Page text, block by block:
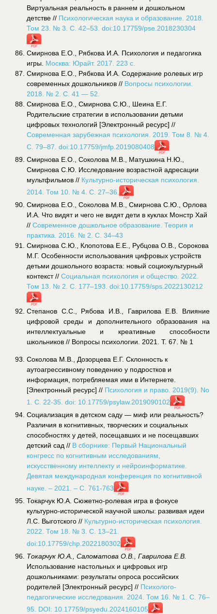
Виртуальная реальность в раннем и дошкольном
детстве // Психологическая наука и образование. 2018.
Том 23. № 3. С. 42–53. doi:10.17759/pse.2018230304
Смирнова Е.О., Рябкова И.А. Психология и педагогика
игры. Москва: Юрайт. 2017. 223 с.
Смирнова Е.О., Рябкова И.А. Содержание ролевых игр
современных дошкольников // Вопросы психологии.
2018. № 2. С. 41 — 52.
Смирнова Е.О., Смирнова С.Ю., Шеина Е.Г.
Родительские стратегии в использовании детьми
цифровых технологий [Электронный ресурс] //
Современная зарубежная психология. 2019. Том 8. № 4.
С. 79–87. doi:10.17759/jmfp.2019080408
Смирнова Е.О., Соколова М.В., Матушкина Н.Ю.,
Смирнова С.Ю. Исследование возрастной адресации
мультфильмов // Культурно-историческая психология.
2014. Том 10. № 4. С. 27–36.
Смирнова Е.О., Соколова М.В., Смирнова С.Ю., Орлова
И.А. Что видят и чего не видят дети в куклах Монстр Хай
// Современное дошкольное образование. Теория и
практика. 2016. № 2. С. 34–43
Смирнова С.Ю., Клопотова Е.Е., Рубцова О.В., Сорокова
М.Г. Особенности использования цифровых устройств
детьми дошкольного возраста: новый социокультурный
контекст // Социальная психология и общество. 2022.
Том 13. № 2. С. 177–193. doi:10.17759/sps.2022130212
Степанов С.С., Рябова И.В., Гаврилова Е.В. Влияние
цифровой среды и дополнительного образования на
интеллектуальные и креативные способности
школьников // Вопросы психологии. 2021. Т. 67. № 1
Соколова М.В., Дозорцева Е.Г. Склонность к
аутоагрессивному поведению у подростков и
информация, потребляемая ими в Интернете.
[Электронный ресурс] // Психология и право. 2019(9). No
1. С. 22-35. doi: 10.17759/psylaw.2019090102
Социализация в детском саду — миф или реальность?
Различия в когнитивных, творческих и социальных
способностях у детей, посещавших и не посещавших
детский сад // В сборнике: Первый Национальный
конгресс по когнитивным исследованиям,
искусственному интеллекту и нейроинформатике.
Девятая международная конференция по когнитивной
науке. – 2021. – С. 761-763
Токарчук Ю.А. Сюжетно-ролевая игра в фокусе
культурно-исторической научной школы: развивая идеи
Л.С. Выготского // Культурно-историческая психология.
2022. Том 18. № 3. С. 13–21.
doi:10.17759/chp.2022180302
Токарчук Ю.А., Саломатова О.В., Гаврилова Е.В.
Использование настольных и цифровых игр
дошкольниками: результаты опроса российских
родителей [Электронный ресурс] // Психолого-
педагогические исследования. 2024. Том 16. № 1. С. 76–
95. DOI: 10.17759/psyedu.2024160105